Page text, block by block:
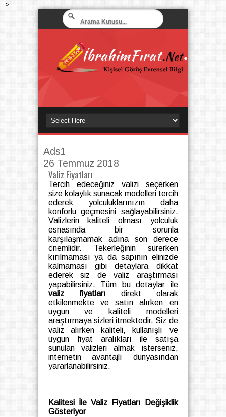
-->
Ads1
26 Temmuz 2018
Valiz Fiyatları
Tercih edeceğiniz valizi seçerken
size kolaylık sunacak modelleri tercih
ederek yolculuklarınızın daha
konforlu geçmesini sağlayabilirsiniz.
Valizlerin kaliteli olması yolculuk
esnasında bir sorunla
karşılaşmamak adına son derece
önemlidir. Tekerleğinin sürerken
kırılmaması ya da sapının elinizde
kalmaması gibi detaylara dikkat
ederek siz de valiz araştırması
yapabilirsiniz. Tüm bu detaylar ile
valiz fiyatları direkt olarak
etkilenmekte ve satın alırken en
uygun ve kaliteli modelleri
araştırmaya sizleri itmektedir. Siz de
valiz alırken kaliteli, kullanışlı ve
uygun fiyat aralıkları ile satışa
sunulan valizleri almak isterseniz,
internetin avantajlı dünyasından
yararlanabilirsiniz.
Kalitesi İle Valiz Fiyatları Değişiklik
Gösteriyor